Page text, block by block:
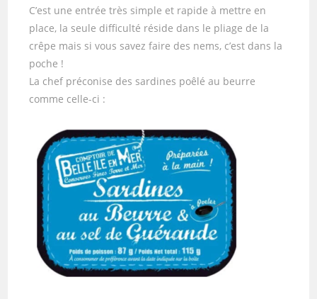
C’est une entrée très simple et rapide à mettre en
place, la seule difficulté réside dans le pliage de la
crêpe mais si vous savez faire des nems, c’est dans la
poche !
La chef préconise des sardines poêlé au beurre
comme celle-ci :